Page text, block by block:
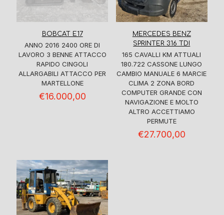
BOBCAT E17
ANNO 2016 2400 ORE DI
LAVORO 3 BENNE ATTACCO
RAPIDO CINGOLI
ALLARGABILI ATTACCO PER
MARTELLONE
€16.000,00
MERCEDES BENZ
SPRINTER 316 TDI
165 CAVALLI KM ATTUALI
180.722 CASSONE LUNGO
CAMBIO MANUALE 6 MARCIE
CLIMA 2 ZONA BORD
COMPUTER GRANDE CON
NAVIGAZIONE E MOLTO
ALTRO ACCETTIAMO
PERMUTE
€27.700,00